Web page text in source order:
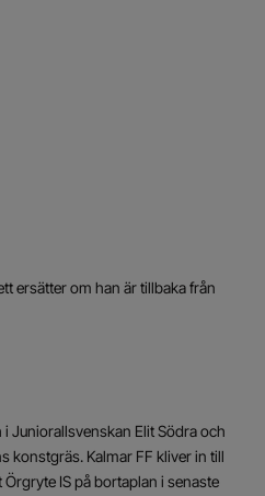
ersätter om han är tillbaka från
Juniorallsvenskan Elit Södra och
konstgräs. Kalmar FF kliver in till
IS på bortaplan i senaste